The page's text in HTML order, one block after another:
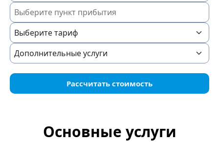
Рассчитать стоимость
Основные услуги